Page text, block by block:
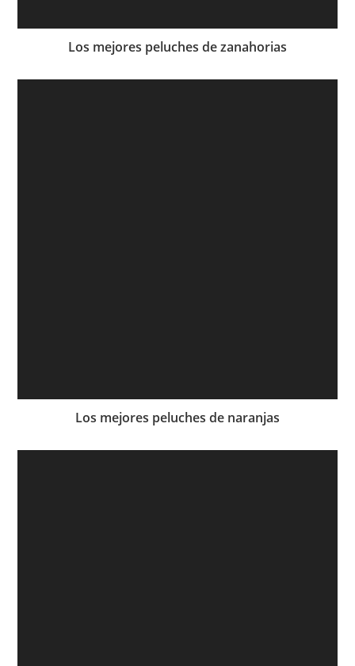
Los mejores peluches de zanahorias
Los mejores peluches de naranjas